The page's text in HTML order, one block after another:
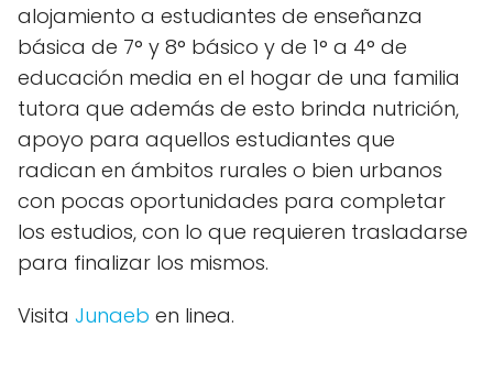
alojamiento a estudiantes de enseñanza
básica de 7° y 8° básico y de 1° a 4° de
educación media en el hogar de una familia
tutora que además de esto brinda nutrición,
apoyo para aquellos estudiantes que
radican en ámbitos rurales o bien urbanos
con pocas oportunidades para completar
los estudios, con lo que requieren trasladarse
para finalizar los mismos.
Visita Junaeb en linea.